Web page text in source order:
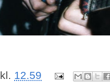
kl. 12.59